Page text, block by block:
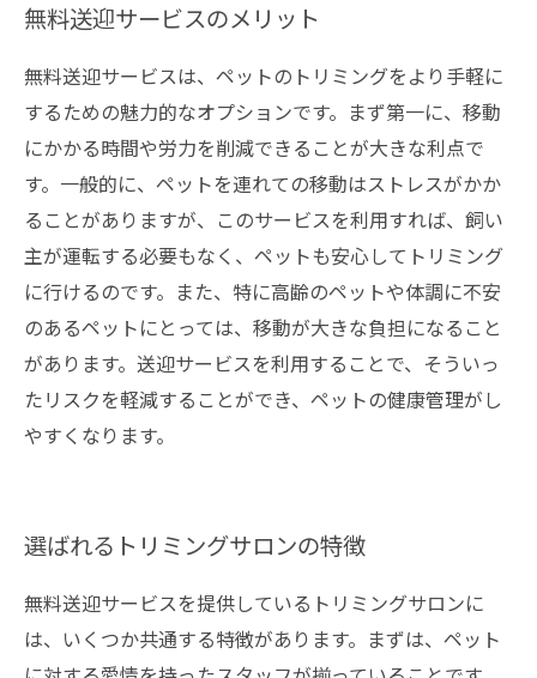
無料送迎サービスのメリット
無料送迎サービスは、ペットのトリミングをより手軽に
するための魅力的なオプションです。まず第一に、移動
にかかる時間や労力を削減できることが大きな利点で
す。一般的に、ペットを連れての移動はストレスがかか
ることがありますが、このサービスを利用すれば、飼い
主が運転する必要もなく、ペットも安心してトリミング
に行けるのです。また、特に高齢のペットや体調に不安
のあるペットにとっては、移動が大きな負担になること
があります。送迎サービスを利用することで、そういっ
たリスクを軽減することができ、ペットの健康管理がし
やすくなります。
選ばれるトリミングサロンの特徴
無料送迎サービスを提供しているトリミングサロンに
は、いくつか共通する特徴があります。まずは、ペット